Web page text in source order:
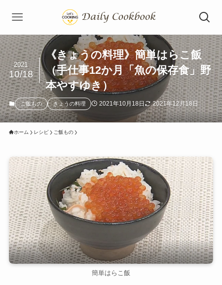
《きょうの料理》簡単はらこ飯
（手仕事12か月「魚の保存食」野
本やすゆき）
2021
10/18
ご飯もの きょうの料理 2021年10月18日 2021年12月18日
ホーム レシピ ご飯もの
簡単はらこ飯